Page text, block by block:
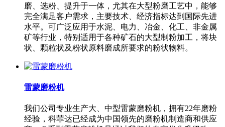
磨、选粉、提升于一体，尤其在大型粉磨工艺中，能够
完全满足客户需求，主要技术、经济指标达到国际先进
水平。可广泛应用于水泥、电力、冶金、化工、非金属
矿等行业，特别适用于各种矿石的大型制粉加工，将块
状、颗粒状及粉状原料磨成所要求的粉状物料。
雷蒙磨粉机
我们公司专业生产大、中型雷蒙磨粉机，拥有22年磨粉
经验，科菲达已经成为中国领先的磨粉机制造商和供应